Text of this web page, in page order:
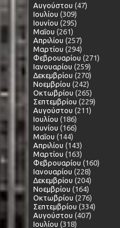
Αυγούστου (47)
Ιουλίου (309)
Ιουνίου (295)
Μαΐου (261)
Απριλίου (257)
Μαρτίου (294)
Φεβρουαρίου (271)
Ιανουαρίου (259)
Δεκεμβρίου (270)
Νοεμβρίου (242)
Οκτωβρίου (265)
Σεπτεμβρίου (229)
Αυγούστου (211)
Ιουλίου (186)
Ιουνίου (166)
Μαΐου (144)
Απριλίου (143)
Μαρτίου (163)
Φεβρουαρίου (160)
Ιανουαρίου (228)
Δεκεμβρίου (204)
Νοεμβρίου (164)
Οκτωβρίου (276)
Σεπτεμβρίου (334)
Αυγούστου (407)
Ιουλίου (318)